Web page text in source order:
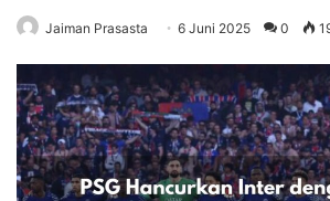
Jaiman Prasasta 6 Juni 2025 0